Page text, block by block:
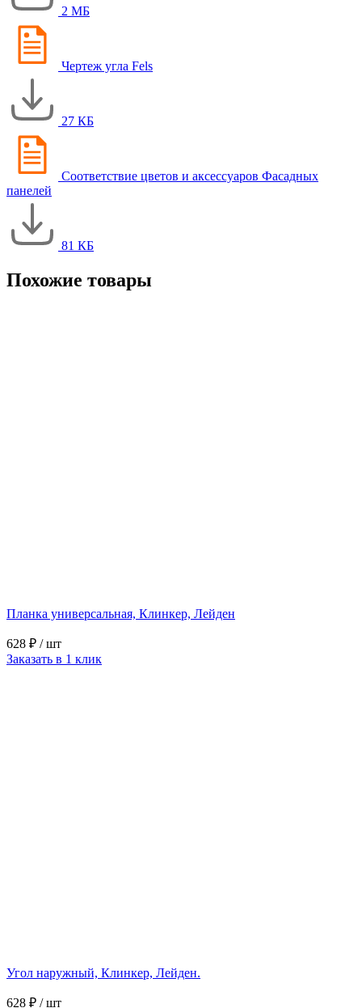
2 МБ
Чертеж угла Fels
27 КБ
Соответствие цветов и аксессуаров Фасадных
панелей
81 КБ
Похожие товары
Планка универсальная, Клинкер, Лейден
628 ₽ / шт
Заказать в 1 клик
Угол наружный, Клинкер, Лейден.
628 ₽ / шт